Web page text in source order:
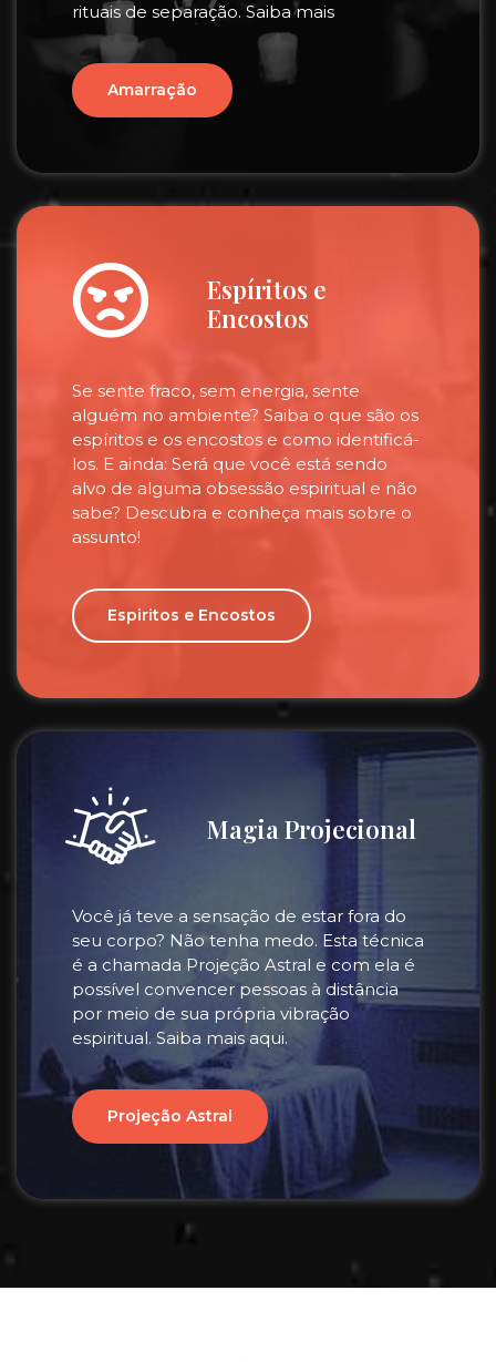
rituais de separação. Saiba mais
Amarração
Espíritos e
Encostos
Se sente fraco, sem energia, sente
alguém no ambiente? Saiba o que são os
espíritos e os encostos e como identificá-
los. E ainda: Será que você está sendo
alvo de alguma obsessão espiritual e não
sabe? Descubra e conheça mais sobre o
assunto!
Espiritos e Encostos
Magia Projecional
Você já teve a sensação de estar fora do
seu corpo? Não tenha medo. Esta técnica
é a chamada Projeção Astral e com ela é
possível convencer pessoas à distância
por meio de sua própria vibração
espiritual. Saiba mais aqui.
Projeção Astral